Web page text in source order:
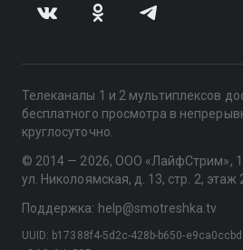
Телеканалы 1 и 2 мультиплексов
бесплатного просмотра в
круглосуточно.
© 2014 — 2026, ООО «ЛайфСтрим»,
ул. Николоямская, д. 13, стр. 2,
Поддержка: help@smotreshka.tv
UUID: b17388f4-5d2c-428b-b650-